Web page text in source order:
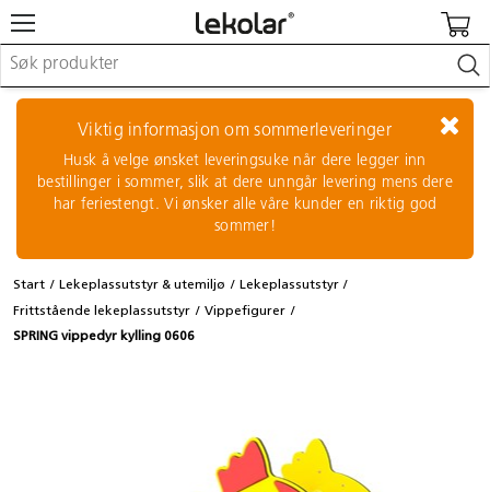
Lekeplassutstyr & utemiljø
Kunst & håndverk
Leker & sykler
Pedagogisk materiell
Barnevogner & småbarnsutstyr
Logge inn / registrere meg
Viktig informasjon om sommerleveringer
Husk å velge ønsket leveringsuke når dere legger inn
bestillinger i sommer, slik at dere unngår levering mens dere
har feriestengt. Vi ønsker alle våre kunder en riktig god
sommer!
Start Lekeplassutstyr & utemiljø
Lekeplassutstyr
Frittstående lekeplassutstyr
Vippefigurer
SPRING vippedyr kylling 0606